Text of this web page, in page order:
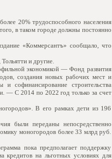
20% трудоспособного населения
в таком городе должны постоянно
«Коммерсантъ» сообщало, что
и другие.
экономикой — Фонд развития
создания новых рабочих мест и
софинансирование строительства
— С 2014 по 2022 год только за счет
В его рамках дети из 196
были переданы непосредственно
моногородов более 33 млрд руб.
пока предполагает поддержку
кредитов на льготных условиях для